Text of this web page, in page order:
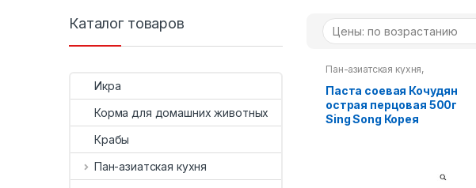
Пан-азиатская кухня,
Паста соевая Кочудян
острая перцовая 500г
Sing Song Корея
Каталог товаров
Икра
Корма для домашних животных
Крабы
Пан-азиатская кухня